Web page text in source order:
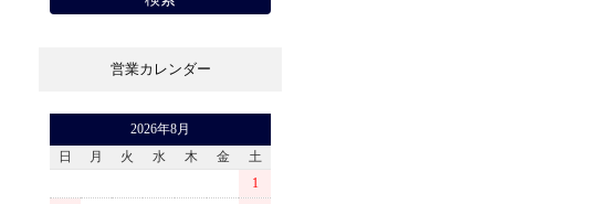
営業カレンダー
2026年8月
日
月 火 水 木 金
土
1